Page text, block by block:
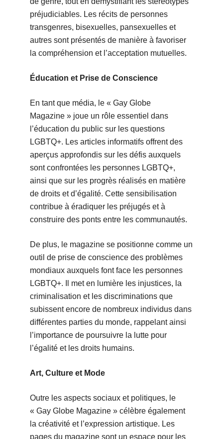
préjudiciables. Les récits de personnes
transgenres, bisexuelles, pansexuelles et
autres sont présentés de manière à favoriser
la compréhension et l’acceptation mutuelles.
Éducation et Prise de Conscience
En tant que média, le « Gay Globe
Magazine » joue un rôle essentiel dans
l’éducation du public sur les questions
LGBTQ+. Les articles informatifs offrent des
aperçus approfondis sur les défis auxquels
sont confrontées les personnes LGBTQ+,
ainsi que sur les progrès réalisés en matière
de droits et d’égalité. Cette sensibilisation
contribue à éradiquer les préjugés et à
construire des ponts entre les communautés.
De plus, le magazine se positionne comme un
outil de prise de conscience des problèmes
mondiaux auxquels font face les personnes
LGBTQ+. Il met en lumière les injustices, la
criminalisation et les discriminations que
subissent encore de nombreux individus dans
différentes parties du monde, rappelant ainsi
l’importance de poursuivre la lutte pour
l’égalité et les droits humains.
Art, Culture et Mode
Outre les aspects sociaux et politiques, le
« Gay Globe Magazine » célèbre également
la créativité et l’expression artistique. Les
pages du magazine sont un espace pour les